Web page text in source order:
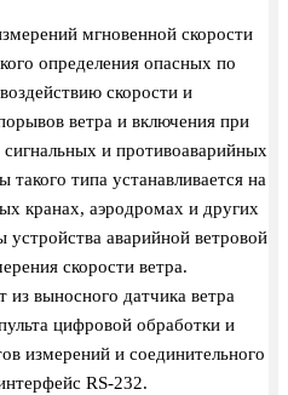
мгновенной скорости
определения опасных по
скорости и
ветра и включения при
и противоаварийных
типа устанавливается на
кранах, аэродромах и других
устройства аварийной ветровой
скорости ветра.
выносного датчика ветра
цифровой обработки и
измерений и соединительного
RS-232.